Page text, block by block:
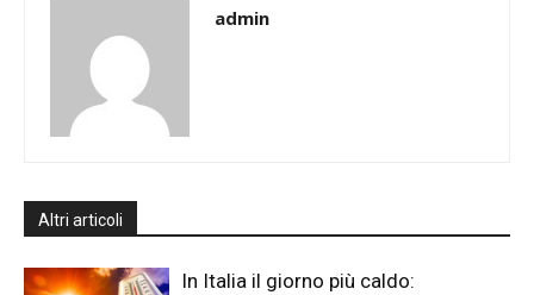
admin
Altri articoli
In Italia il giorno più caldo: